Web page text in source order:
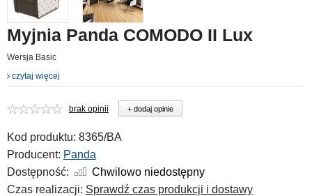
Myjnia Panda COMODO II Lux
Wersja Basic
czytaj więcej
brak opinii + dodaj opinie
Kod produktu: 8365/BA
Producent: Panda
Dostępność:
Chwilowo niedostępny
Czas realizacji: Sprawdź czas produkcji i dostawy